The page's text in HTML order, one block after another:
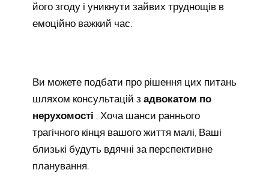
його згоду і уникнути зайвих труднощів в
емоційно важкий час.
Ви можете подбати про рішення цих питань
шляхом консультацій з адвокатом по
нерухомості . Хоча шанси раннього
трагічного кінця вашого життя малі, Ваші
близькі будуть вдячні за перспективне
планування.